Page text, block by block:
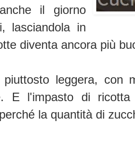
il giorno
lasciandola in
diventa ancora più
leggera, con
E l'impasto di
la quantità di